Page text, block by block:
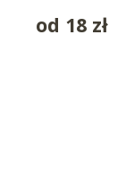
od 18 zł